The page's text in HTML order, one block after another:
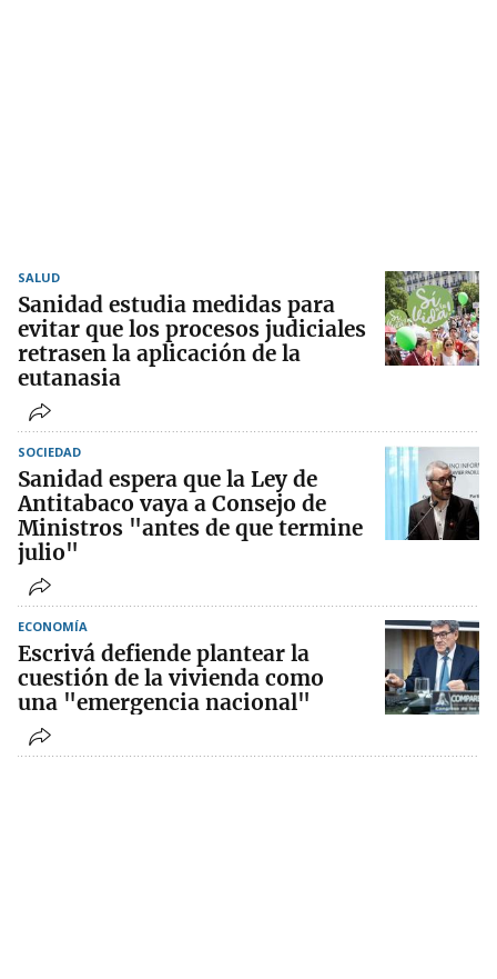
SALUD
Sanidad estudia medidas para
evitar que los procesos judiciales
retrasen la aplicación de la
eutanasia
SOCIEDAD
Sanidad espera que la Ley de
Antitabaco vaya a Consejo de
Ministros "antes de que termine
julio"
ECONOMÍA
Escrivá defiende plantear la
cuestión de la vivienda como
una "emergencia nacional"